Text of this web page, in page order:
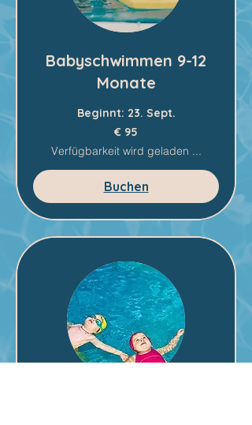
Babyschwimmen 9-12
Monate
Beginnt: 23. Sept.
€ 95
Verfügbarkeit wird geladen ...
Buchen